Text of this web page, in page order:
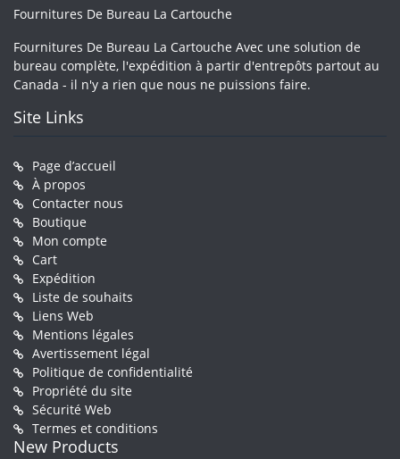
Fournitures De Bureau La Cartouche
Fournitures De Bureau La Cartouche Avec une solution de
bureau complète, l'expédition à partir d'entrepôts partout au
Canada - il n'y a rien que nous ne puissions faire.
Site Links
Page d’accueil
À propos
Contacter nous
Boutique
Mon compte
Cart
Expédition
Liste de souhaits
Liens Web
Mentions légales
Avertissement légal
Politique de confidentialité
Propriété du site
Sécurité Web
Termes et conditions
New Products